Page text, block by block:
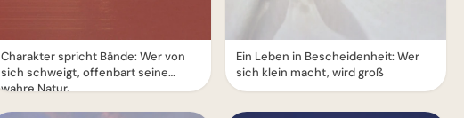
Charakter spricht Bände: Wer von
sich schweigt, offenbart seine
wahre Natur.
Ein Leben in Bescheidenheit: Wer
sich klein macht, wird groß